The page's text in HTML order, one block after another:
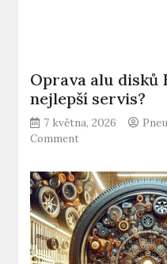
Oprava alu disků
nejlepší servis?
7 května, 2026
Commenton
alu
disků
Brno:
Kde
najít
nejlepší